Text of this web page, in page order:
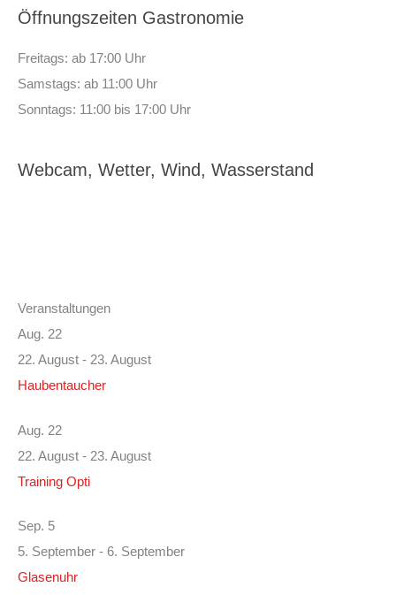
Öffnungszeiten Gastronomie
Freitags: ab 17:00 Uhr
Samstags: ab 11:00 Uhr
Sonntags: 11:00 bis 17:00 Uhr
Webcam, Wetter, Wind, Wasserstand
Veranstaltungen
Aug. 22
22. August - 23. August
Haubentaucher
Aug. 22
22. August - 23. August
Training Opti
Sep. 5
5. September - 6. September
Glasenuhr